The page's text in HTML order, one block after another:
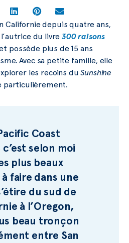
Californie depuis quatre ans,
du livre300 raisons
possède plus de 15 ans
Avec sa petite famille, elle
les recoins du Sunshine
particulièrement.
Coast
c’est selon moi
plus beaux
faire dans une
du sud de
à l’Oregon,
beau tronçon
entre San